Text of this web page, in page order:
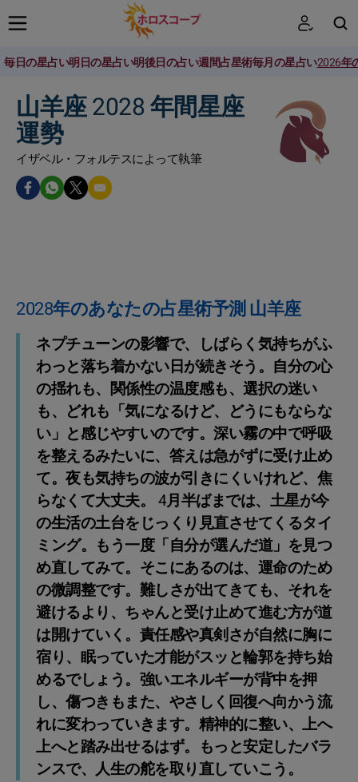
毎日の星占い明日の星占い明後日の占い週間占星術毎月の星占い2026年
山羊座 2028 年間星座
運勢
イザベル・フォルテスによって執筆
2028年のあなたの占星術予測 山羊座
ネプチューンの影響で、しばらく気持ちがふ
わっと落ち着かない日が続きそう。自分の心
の揺れも、関係性の温度感も、選択の迷い
も、どれも「気になるけど、どうにもならな
い」と感じやすいのです。深い霧の中で呼吸
を整えるみたいに、答えは急がずに受け止め
て。夜も気持ちの波が引きにくいけれど、焦
らなくて大丈夫。 4月半ばまでは、土星が今
の生活の土台をじっくり見直させてくるタイ
ミング。もう一度「自分が選んだ道」を見つ
め直してみて。そこにあるのは、運命のため
の微調整です。難しさが出てきても、それを
避けるより、ちゃんと受け止めて進む方が道
は開けていく。責任感や真剣さが自然に胸に
宿り、眠っていた才能がスッと輪郭を持ち始
めるでしょう。強いエネルギーが背中を押
し、傷つきもまた、やさしく回復へ向かう流
れに変わっていきます。精神的に整い、上へ
上へと踏み出せるはず。もっと安定したバラ
ンスで、人生の舵を取り直していこう。